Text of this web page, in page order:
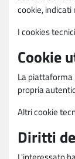
cookie,
I cookies
Cookie
La piattaforma
propria
Altri cookie
Diritti